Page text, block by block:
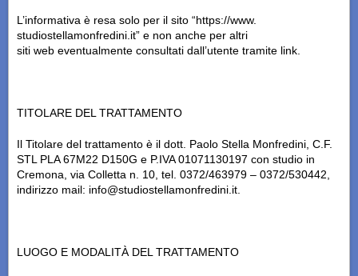
L’informativa è resa solo per il sito “https://www.
studiostellamonfredini.it” e non anche per altri
siti web eventualmente consultati dall’utente tramite link.
TITOLARE DEL TRATTAMENTO
Il Titolare del trattamento è il dott. Paolo Stella Monfredini, C.F.
STL PLA 67M22 D150G e P.IVA 01071130197 con studio in
Cremona, via Colletta n. 10, tel. 0372/463979 – 0372/530442,
indirizzo mail: info@studiostellamonfredini.it.
LUOGO E MODALITÀ DEL TRATTAMENTO